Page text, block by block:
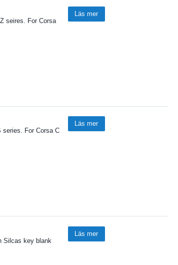
seires. For Corsa
Läs mer
series. For Corsa C
Läs mer
Silcas key blank
Läs mer